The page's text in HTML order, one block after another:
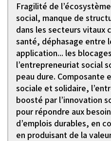
Fragilité de
social, manque de
dans les secteurs vitaux
santé, déphasage entre
application... les
l’entrepreneuriat social
peau dure. Composante
sociale et solidaire,
boosté par l’innovation
pour répondre aux
d’emplois durables, en
en produisant de la